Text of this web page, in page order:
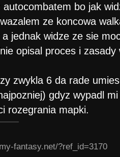
autocombatem bo jak
ze koncowa
jednak widze ze sie
opisal proces i zasady
zwykla 6 da rade
gdyz wypadl
rozegrania mapki.
fantasy.net/?ref_id=3170